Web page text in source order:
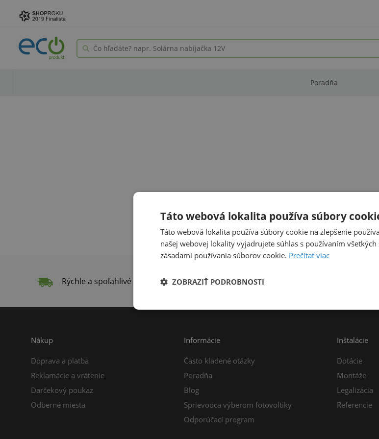
Poradňa
Rýchle a spoľahlivé doručenie Doprava zdarma od 49,00 € do 15 kg
Nákup
Doprava a platba
Reklamácie a vrátenie
Darčekový poukaz
Odberné miesta
Informácie
Často kladené otázky
Poradňa
Blog
Sprievodca výberom fotovoltiky
Odporúčací program
Inštalácie
Dotácie
Montáže
Legalizácia
Referencie
Táto webová lokalita používa súbory
Táto webová lokalita používa súbory cookie na zlepšenie
našej webovej lokality vyjadrujete súhlas s používaním
zásadami používania súborov cookie. Prečítať viac
ZOBRAZIŤ PODROBNOSTI